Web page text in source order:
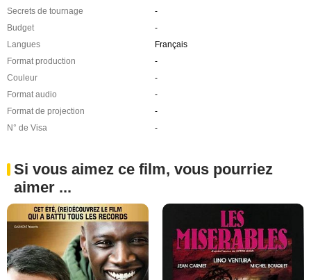
Secrets de tournage
-
Budget
-
Langues
Français
Format production
-
Couleur
-
Format audio
-
Format de projection
-
N° de Visa
-
Si vous aimez ce film, vous pourriez
aimer ...